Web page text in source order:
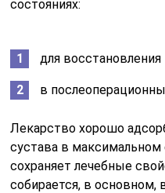
состояниях:
для
в
Лекарство хорошо
сустава в максимальном
сохраняет лечебные
собирается, в основном,